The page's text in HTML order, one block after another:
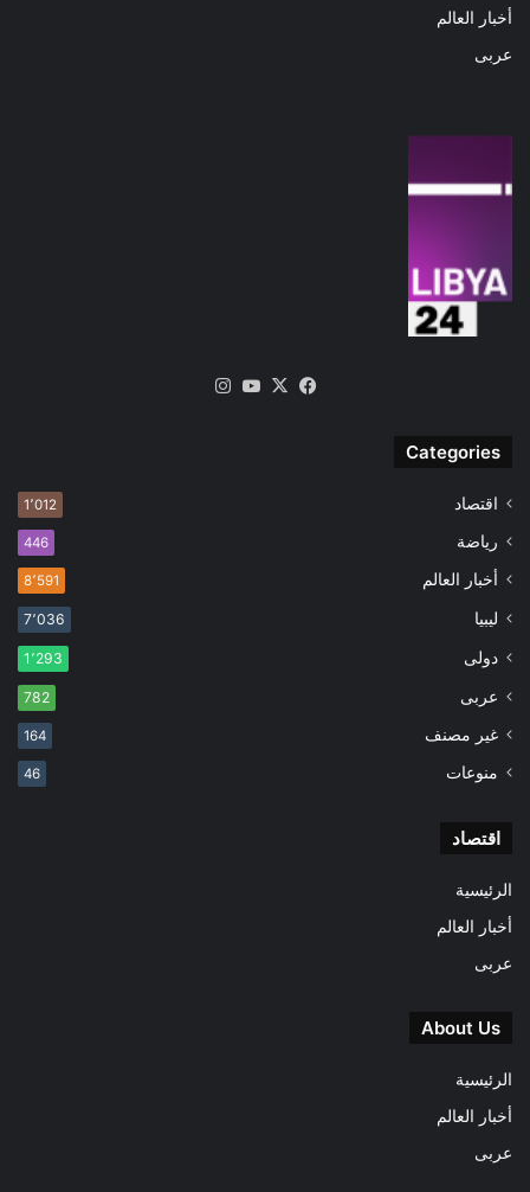
أخبار العالم
عربى
فيسبوك
‫X
‫YouTube
Categories
اقتصاد 1٬012
رياضة 446
أخبار العالم 8٬591
ليبيا 7٬036
دولى 1٬293
عربى 782
غير مصنف 164
منوعات 46
اقتصاد
الرئيسية
أخبار العالم
عربى
About Us
الرئيسية
أخبار العالم
عربى